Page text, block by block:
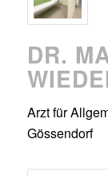
DR.
Arzt für
Gössendorf